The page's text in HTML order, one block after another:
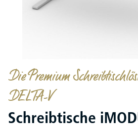
Die Premium
DELTA-V
Schreibtische